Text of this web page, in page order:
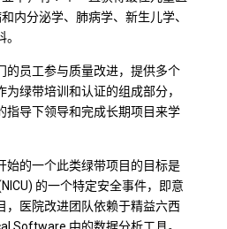
内分泌学、肺病学、新生儿学、
的员工参与质量改进，提供多个
绿带培训和认证的组成部分，
指导下领导和完成长期项目来学
始的一个此类绿带项目的目标是
的一个特定安全事件，即意
，医院改进团队依赖于精益六西
Software 中的数据分析工具。